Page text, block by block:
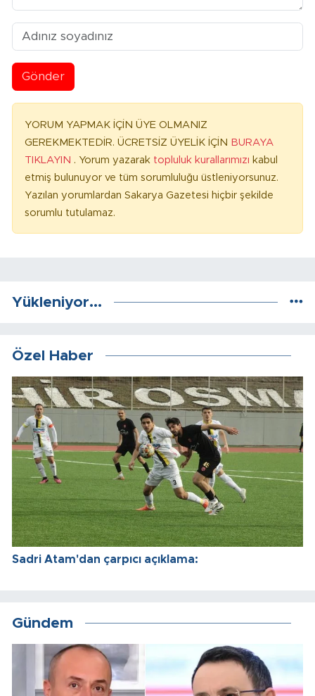
Gönder
YORUM YAPMAK İÇİN ÜYE OLMANIZ
GEREKMEKTEDİR. ÜCRETSİZ ÜYELİK İÇİN BURAYA
TIKLAYIN . Yorum yazarak topluluk kurallarımızı kabul
etmiş bulunuyor ve tüm sorumluluğu üstleniyorsunuz.
Yazılan yorumlardan Sakarya Gazetesi hiçbir şekilde
sorumlu tutulamaz.
Yükleniyor...
Özel Haber
Sadri Atam'dan çarpıcı açıklama:
Gündem